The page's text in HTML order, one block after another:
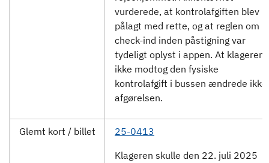
vurderede, at kontrolafgiften blev
pålagt med rette, og at reglen om
check-ind inden påstigning var
tydeligt oplyst i appen. At klageren
ikke modtog den fysiske
kontrolafgift i bussen ændrede ikke
afgørelsen.
Glemt kort / billet
25-0413
Klageren skulle den 22. juli 2025